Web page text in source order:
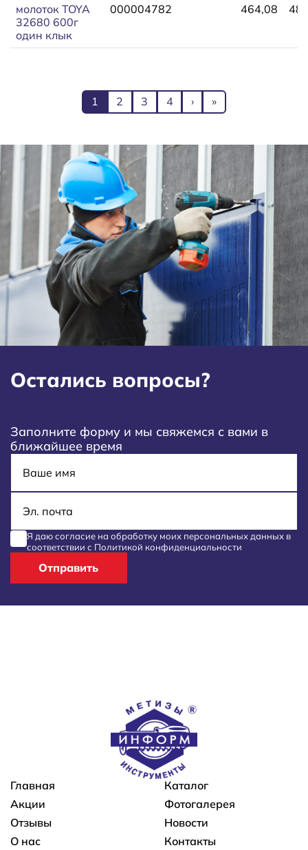
молоток TOYA
32680 600г
один клык
000004782 464,08
Нумерация страниц
Текущая страница
1 Page
2 Page
3 Page
4 Следующая страница
› Последняя
»
Остались вопросы?
Заполните форму и мы свяжемся с вами в
ближайшее время
Я даю согласие на обработку моих персональных данных в
соответствии с Политикой конфиденциальности
Отправить
Основная навигация
Главная
Каталог
Акции
Фотогалерея
Отзывы
Новости
О нас
Контакты